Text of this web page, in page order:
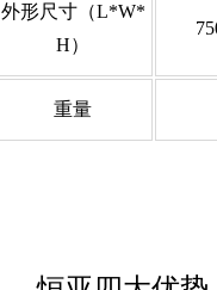
外形尺寸（L*W*
H）
重量